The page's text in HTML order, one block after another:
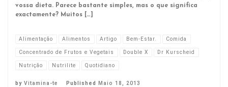
vossa dieta. Parece bastante simples, mas o que significa
exactamente? Muitos […]
Alimentação Alimentos Artigo Bem-Estar.
Comida
Concentrado de Frutos e Vegetais
Double X
Dr Kurscheid
Nutrição
Nutrilite Quotidiano
by Vitamina-te Published Maio 18, 2013